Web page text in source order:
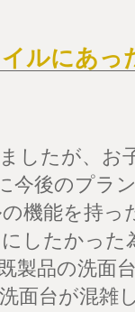
ルにあ
したが、お
今後のプラ
機能を持
したかった
製品の洗面
面台が混雑